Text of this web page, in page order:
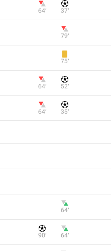
37‎’‎
64‎’‎
79‎’‎
75‎’‎
52‎’‎
64‎’‎
35‎’‎
64‎’‎
64‎’‎
64‎’‎
90‎’‎